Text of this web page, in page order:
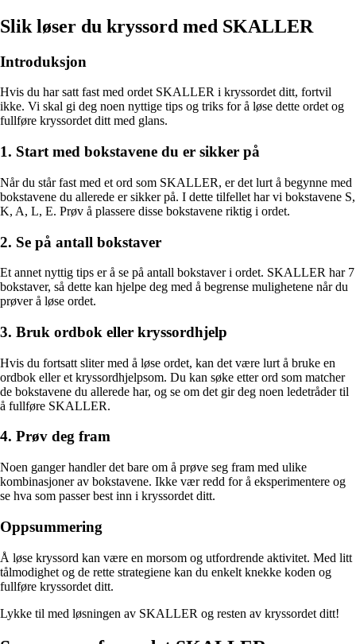
Slik løser du kryssord med SKALLER
Introduksjon
Hvis du har satt fast med ordet SKALLER i kryssordet ditt, fortvil
ikke. Vi skal gi deg noen nyttige tips og triks for å løse dette ordet og
fullføre kryssordet ditt med glans.
1. Start med bokstavene du er sikker på
Når du står fast med et ord som SKALLER, er det lurt å begynne med
bokstavene du allerede er sikker på. I dette tilfellet har vi bokstavene S,
K, A, L, E. Prøv å plassere disse bokstavene riktig i ordet.
2. Se på antall bokstaver
Et annet nyttig tips er å se på antall bokstaver i ordet. SKALLER har 7
bokstaver, så dette kan hjelpe deg med å begrense mulighetene når du
prøver å løse ordet.
3. Bruk ordbok eller kryssordhjelp
Hvis du fortsatt sliter med å løse ordet, kan det være lurt å bruke en
ordbok eller et kryssordhjelpsom. Du kan søke etter ord som matcher
de bokstavene du allerede har, og se om det gir deg noen ledetråder til
å fullføre SKALLER.
4. Prøv deg fram
Noen ganger handler det bare om å prøve seg fram med ulike
kombinasjoner av bokstavene. Ikke vær redd for å eksperimentere og
se hva som passer best inn i kryssordet ditt.
Oppsummering
Å løse kryssord kan være en morsom og utfordrende aktivitet. Med litt
tålmodighet og de rette strategiene kan du enkelt knekke koden og
fullføre kryssordet ditt.
Lykke til med løsningen av SKALLER og resten av kryssordet ditt!